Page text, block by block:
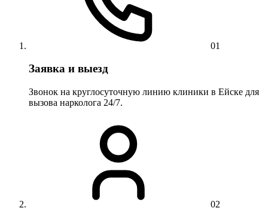
01
Заявка и выезд
Звонок на круглосуточную линию клиники в Ейске для
вызова нарколога 24/7.
02